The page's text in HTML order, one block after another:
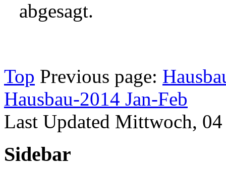
abgesagt.
Top Previous page:
Hausbau-2014 Jan-Feb
Last Updated Mittwoch,
Sidebar